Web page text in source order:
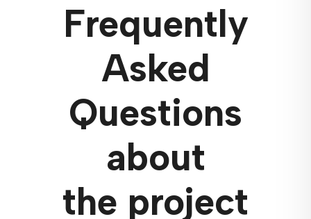
Frequently
Asked
Questions
about
the project